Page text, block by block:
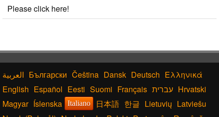
Please click here!
Български Čeština Dansk Deutsch Ελληνικά
English Español Eesti Suomi Français עברית Hrvatski
Magyar Íslenska Italiano 日本語 한글 Lietuvių Latviešu